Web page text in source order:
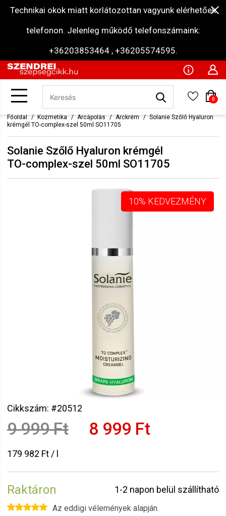
Technikai okok miatt korlátozottan vagyunk elérhetőek
telefonon. Jelenleg működő telefonszámaink:
+36203853464 , +36205574595.
0
Főoldal Kozmetika Arcápolás Arckrém
Solanie Szőlő Hyaluron
krémgél TO-complex-szel 50ml SO11705
Solanie Szőlő Hyaluron krémgél
TO-complex-szel 50ml SO11705
10% KEDVEZMÉNY
Cikkszám: #20512
9 999 Ft 8 999 Ft
179 982 Ft / l
Raktáron 1-2 napon belül szállítható
Az eddigi vélemények alapján.